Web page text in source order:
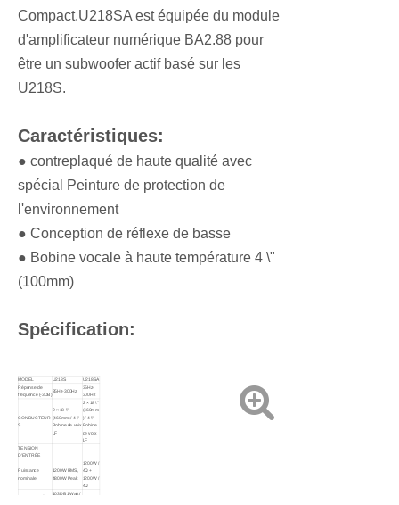
Compact.U218SA est équipée du module
d'amplificateur numérique BA2.88 pour
être un subwoofer actif basé sur les
U218S.
Caractéristiques:
● contreplaqué de haute qualité avec
spécial Peinture de protection de
l'environnement
● Conception de réflexe de basse
● Bobine vocale à haute température 4 \"
(100mm)
Spécification:
MODEL U218S
U218SA
Réponse de
fréquence (-3DB)
35Hz-300Hz
35Hz-
300Hz
CONDUCTEUR
S
2 × 18 \"
(460mm) / 4 \"
Bobine de voix
LF
2 × 18 \"
(460mm
) / 4 \"
Bobine
de voix
LF
TENSION
D'ENTRÉE
Puissance
nominale
1200W RMS,
4800W Peak
1200W /
4Ω +
1200W /
4Ω
103DB 1Watt /